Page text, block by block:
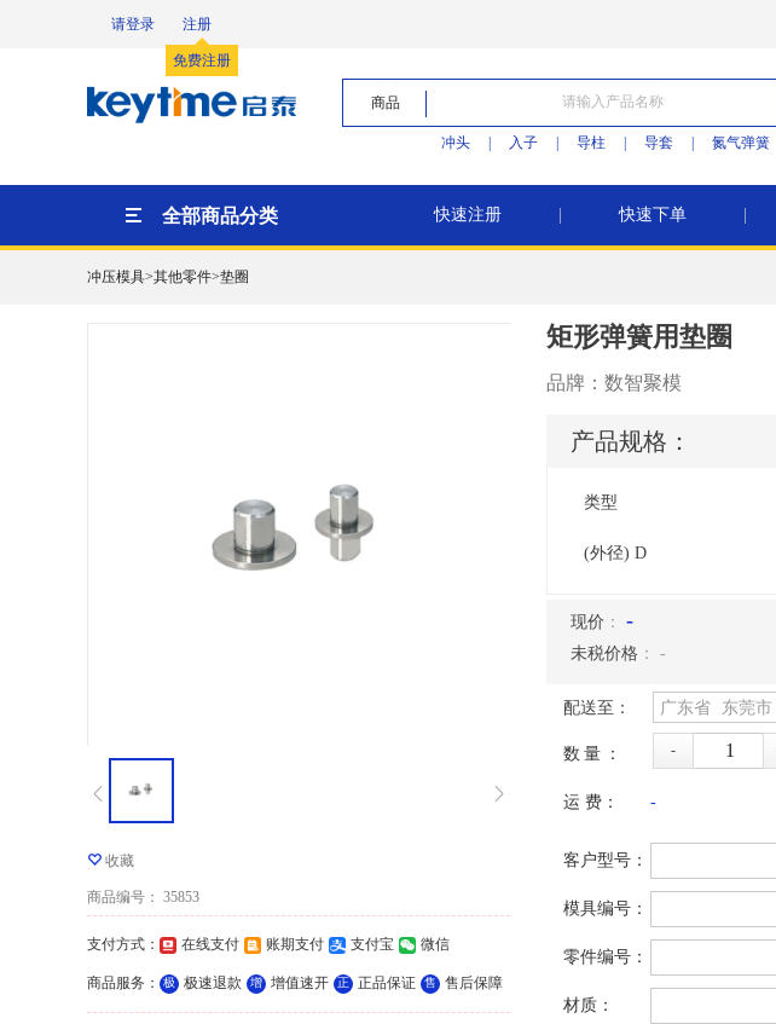
请登录 注册
免费注册
商品
冲头 入子 导柱 导套 氮气弹簧
全部商品分类 快速注册 快速下单
冲压模具>其他零件>垫圈
收藏
商品编号 ： 35853
支付方式 ： 在线支付 账期支付 支付宝 微信
商品服务 ： 极 极速退款 增 增值速开 正 正品保证 售 售后保障
矩形弹簧用垫圈
品牌： 数智聚模
产品规格：
类型
(外径) D
现价 ： -
未税价格 ： -
配送至： 广东省 东莞市
数量： -
运 费： -
客户型号：
模具编号：
零件编号：
材质：